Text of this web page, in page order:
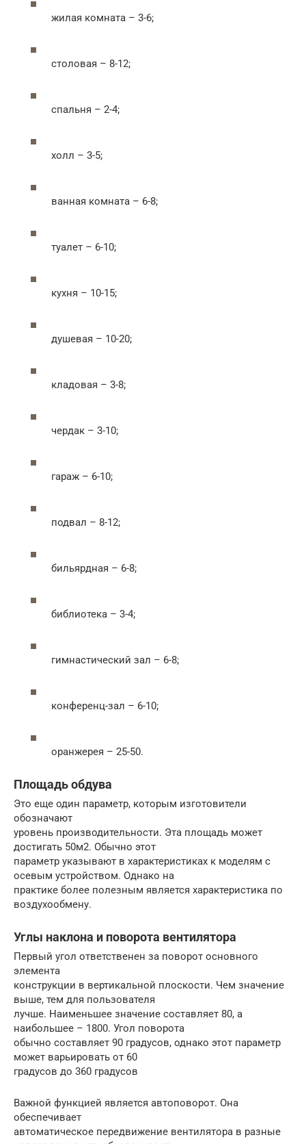
жилая комната – 3-6;
столовая – 8-12;
спальня – 2-4;
холл – 3-5;
ванная комната – 6-8;
туалет – 6-10;
кухня – 10-15;
душевая – 10-20;
кладовая – 3-8;
чердак – 3-10;
гараж – 6-10;
подвал – 8-12;
бильярдная – 6-8;
библиотека – 3-4;
гимнастический зал – 6-8;
конференц-зал – 6-10;
оранжерея – 25-50.
Площадь обдува
Это еще один параметр, которым изготовители
обозначают
уровень производительности. Эта площадь может
достигать 50м2. Обычно этот
параметр указывают в характеристиках к моделям с
осевым устройством. Однако на
практике более полезным является характеристика по
воздухообмену.
Углы наклона и поворота вентилятора
Первый угол ответственен за поворот основного
элемента
конструкции в вертикальной плоскости. Чем значение
выше, тем для пользователя
лучше. Наименьшее значение составляет 80, а
наибольшее – 1800. Угол поворота
обычно составляет 90 градусов, однако этот параметр
может варьировать от 60
градусов до 360 градусов
Важной функцией является автоповорот. Она
обеспечивает
автоматическое передвижение вентилятора в разные